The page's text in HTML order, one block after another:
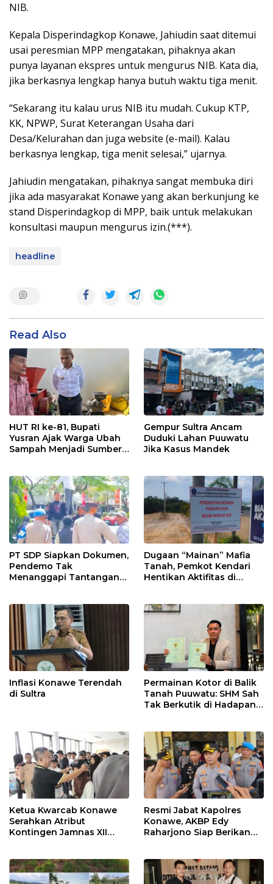
NIB.
Kepala Disperindagkop Konawe, Jahiudin saat ditemui
usai peresmian MPP mengatakan, pihaknya akan
punya layanan ekspres untuk mengurus NIB. Kata dia,
jika berkasnya lengkap hanya butuh waktu tiga menit.
“Sekarang itu kalau urus NIB itu mudah. Cukup KTP,
KK, NPWP, Surat Keterangan Usaha dari
Desa/Kelurahan dan juga website (e-mail). Kalau
berkasnya lengkap, tiga menit selesai,” ujarnya.
Jahiudin mengatakan, pihaknya sangat membuka diri
jika ada masyarakat Konawe yang akan berkunjung ke
stand Disperindagkop di MPP, baik untuk melakukan
konsultasi maupun mengurus izin.(***).
headline
Read Also
HUT RI ke-81, Bupati
Yusran Ajak Warga Ubah
Sampah Menjadi Sumber
Gempur Sultra Ancam
Duduki Lahan Puuwatu
Jika Kasus Mandek
PT SDP Siapkan Dokumen,
Pendemo Tak
Menanggapi Tantangan
Dugaan “Mainan” Mafia
Tanah, Pemkot Kendari
Hentikan Aktifitas di
Inflasi Konawe Terendah
di Sultra
Permainan Kotor di Balik
Tanah Puuwatu: SHM Sah
Tak Berkutik di Hadapan
Ketua Kwarcab Konawe
Serahkan Atribut
Kontingen Jamnas XII
Resmi Jabat Kapolres
Konawe, AKBP Edy
Raharjono Siap Berikan